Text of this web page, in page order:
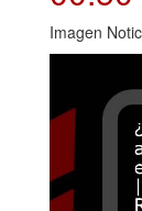
Imagen